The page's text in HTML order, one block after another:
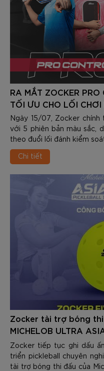
RA MẮT ZOCKER
TỐI ƯU CHO LỐI CHƠI
Ngày 15/07, Zocker
với 5 phiên bản màu sắc,
theo đuổi lối đánh kiểm
Chi tiết
Zocker tài trợ bóng
MICHELOB ULTRA
TOURNAMENT 2026
Zocker tiếp tục ghi dấu
triển pickleball chuyên
tài trợ bóng thi đấu của